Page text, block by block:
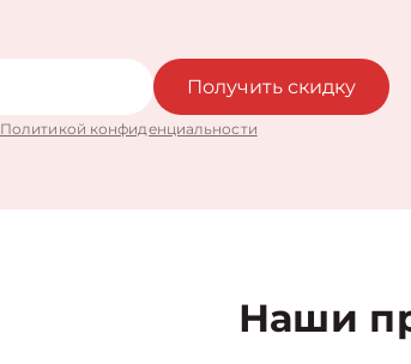
Получить скидку
Политикой конфиденциальности
Наши